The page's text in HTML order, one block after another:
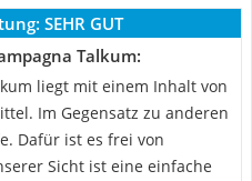
SEHR GUT
Talkum:
liegt mit einem Inhalt von
Im Gegensatz zu anderen
Dafür ist es frei von
Sicht ist eine einfache